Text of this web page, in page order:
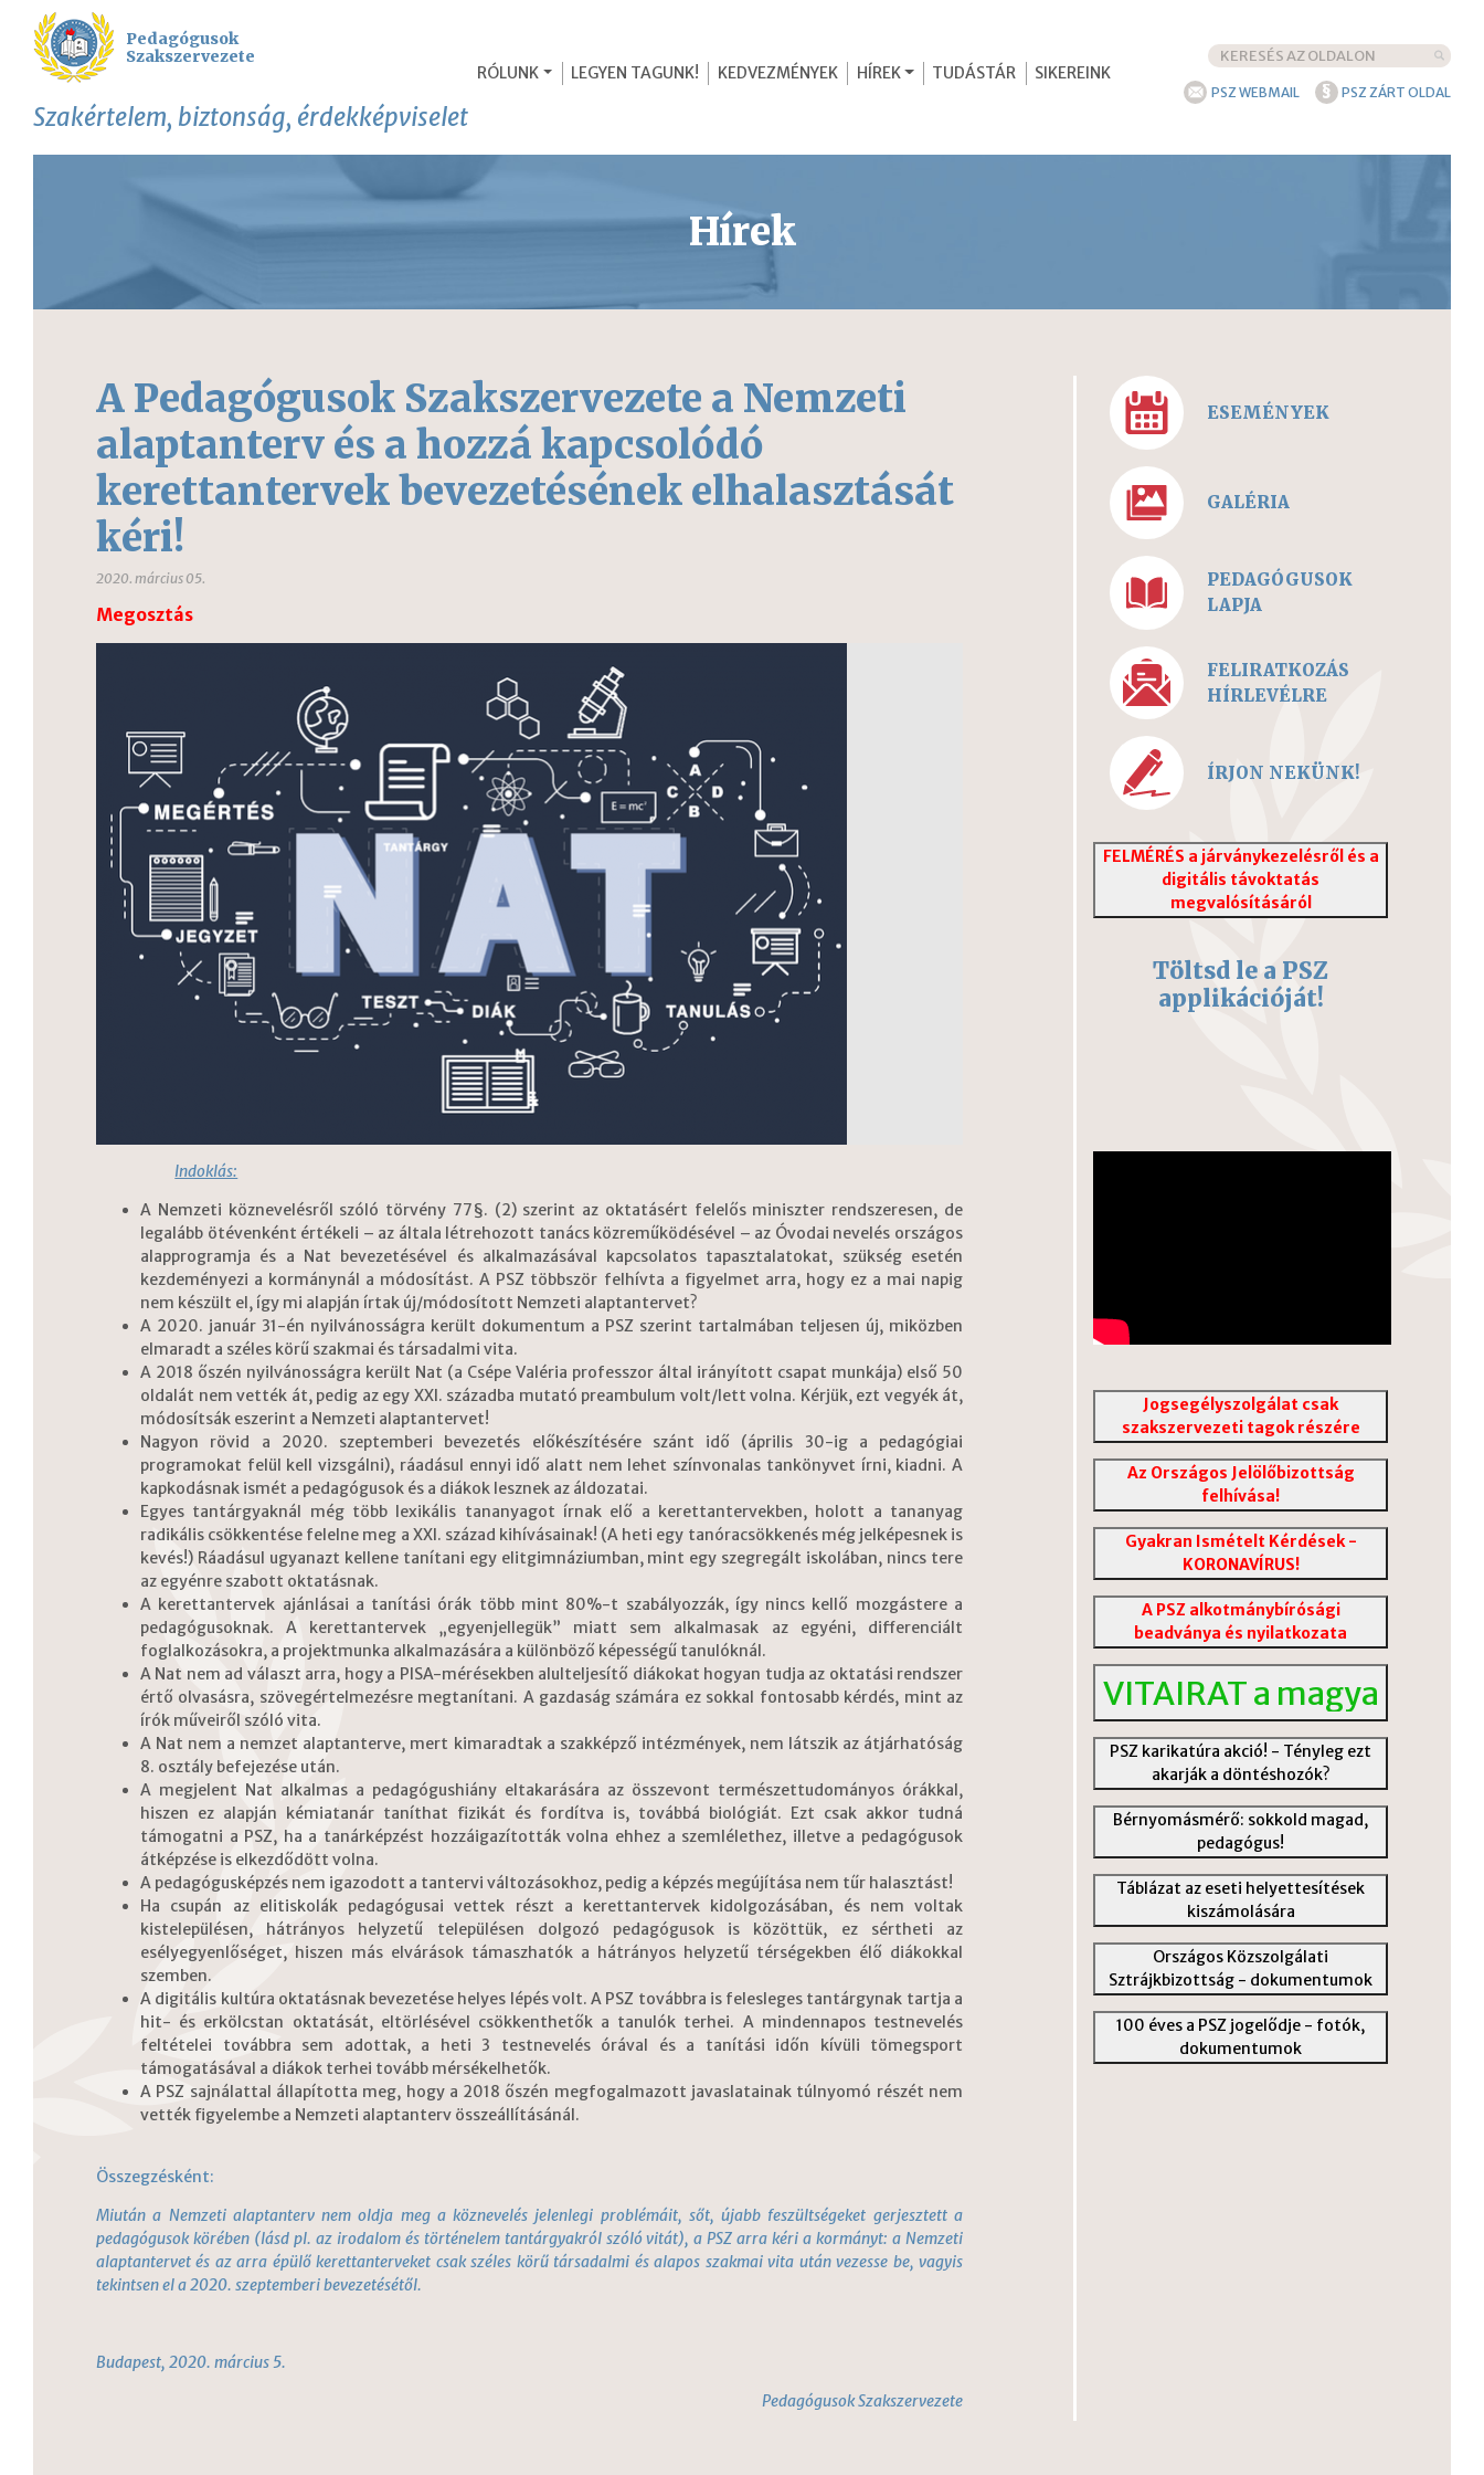
Pedagógusok
Szakszervezete
Szakértelem, biztonság, érdekképviselet
RÓLUNK LEGYEN TAGUNK! KEDVEZMÉNYEK HÍREK TUDÁSTÁR SIKEREINK
PSZ WEBMAIL § PSZ ZÁRT OLDAL
Hírek
A Pedagógusok Szakszervezete a Nemzeti
alaptanterv és a hozzá kapcsolódó
kerettantervek bevezetésének elhalasztását
kéri!
2020. március 05.
Megosztás
Indoklás:
A Nemzeti köznevelésről szóló törvény 77§. (2) szerint az oktatásért felelős miniszter rendszeresen, de
legalább ötévenként értékeli – az általa létrehozott tanács közreműködésével – az Óvodai nevelés országos
alapprogramja és a Nat bevezetésével és alkalmazásával kapcsolatos tapasztalatokat, szükség esetén
kezdeményezi a kormánynál a módosítást. A PSZ többször felhívta a figyelmet arra, hogy ez a mai napig
nem készült el, így mi alapján írtak új/módosított Nemzeti alaptantervet?
A 2020. január 31-én nyilvánosságra került dokumentum a PSZ szerint tartalmában teljesen új, miközben
elmaradt a széles körű szakmai és társadalmi vita.
A 2018 őszén nyilvánosságra került Nat (a Csépe Valéria professzor által irányított csapat munkája) első 50
oldalát nem vették át, pedig az egy XXI. századba mutató preambulum volt/lett volna. Kérjük, ezt vegyék át,
módosítsák eszerint a Nemzeti alaptantervet!
Nagyon rövid a 2020. szeptemberi bevezetés előkészítésére szánt idő (április 30-ig a pedagógiai
programokat felül kell vizsgálni), ráadásul ennyi idő alatt nem lehet színvonalas tankönyvet írni, kiadni. A
kapkodásnak ismét a pedagógusok és a diákok lesznek az áldozatai.
Egyes tantárgyaknál még több lexikális tananyagot írnak elő a kerettantervekben, holott a tananyag
radikális csökkentése felelne meg a XXI. század kihívásainak! (A heti egy tanóracsökkenés még jelképesnek is
kevés!) Ráadásul ugyanazt kellene tanítani egy elitgimnáziumban, mint egy szegregált iskolában, nincs tere
az egyénre szabott oktatásnak.
A kerettantervek ajánlásai a tanítási órák több mint 80%-t szabályozzák, így nincs kellő mozgástere a
pedagógusoknak. A kerettantervek „egyenjellegük” miatt sem alkalmasak az egyéni, differenciált
foglalkozásokra, a projektmunka alkalmazására a különböző képességű tanulóknál.
A Nat nem ad választ arra, hogy a PISA-mérésekben alulteljesítő diákokat hogyan tudja az oktatási rendszer
értő olvasásra, szövegértelmezésre megtanítani. A gazdaság számára ez sokkal fontosabb kérdés, mint az
írók műveiről szóló vita.
A Nat nem a nemzet alaptanterve, mert kimaradtak a szakképző intézmények, nem látszik az átjárhatóság
8. osztály befejezése után.
A megjelent Nat alkalmas a pedagógushiány eltakarására az összevont természettudományos órákkal,
hiszen ez alapján kémiatanár taníthat fizikát és fordítva is, továbbá biológiát. Ezt csak akkor tudná
támogatni a PSZ, ha a tanárképzést hozzáigazították volna ehhez a szemlélethez, illetve a pedagógusok
átképzése is elkezdődött volna.
A pedagógusképzés nem igazodott a tantervi változásokhoz, pedig a képzés megújítása nem tűr halasztást!
Ha csupán az elitiskolák pedagógusai vettek részt a kerettantervek kidolgozásában, és nem voltak
kistelepülésen, hátrányos helyzetű településen dolgozó pedagógusok is közöttük, ez sértheti az
esélyegyenlőséget, hiszen más elvárások támaszhatók a hátrányos helyzetű térségekben élő diákokkal
szemben.
A digitális kultúra oktatásnak bevezetése helyes lépés volt. A PSZ továbbra is felesleges tantárgynak tartja a
hit- és erkölcstan oktatását, eltörlésével csökkenthetők a tanulók terhei. A mindennapos testnevelés
feltételei továbbra sem adottak, a heti 3 testnevelés órával és a tanítási időn kívüli tömegsport
támogatásával a diákok terhei tovább mérsékelhetők.
A PSZ sajnálattal állapította meg, hogy a 2018 őszén megfogalmazott javaslatainak túlnyomó részét nem
vették figyelembe a Nemzeti alaptanterv összeállításánál.
Összegzésként:
Miután a Nemzeti alaptanterv nem oldja meg a köznevelés jelenlegi problémáit, sőt, újabb feszültségeket gerjesztett a
pedagógusok körében (lásd pl. az irodalom és történelem tantárgyakról szóló vitát), a PSZ arra kéri a kormányt: a Nemzeti
alaptantervet és az arra épülő kerettanterveket csak széles körű társadalmi és alapos szakmai vita után vezesse be, vagyis
tekintsen el a 2020. szeptemberi bevezetésétől.
Budapest, 2020. március 5.
Pedagógusok Szakszervezete
ESEMÉNYEK
GALÉRIA
PEDAGÓGUSOK
LAPJA
FELIRATKOZÁS
HÍRLEVÉLRE
ÍRJON NEKÜNK!
FELMÉRÉS a járványkezelésről és a
digitális távoktatás
megvalósításáról
Töltsd le a PSZ
applikációját!
Jogsegélyszolgálat csak
szakszervezeti tagok részére
Az Országos Jelölőbizottság
felhívása!
Gyakran Ismételt Kérdések -
KORONAVÍRUS!
A PSZ alkotmánybírósági
beadványa és nyilatkozata
VITAIRAT a magyar
PSZ karikatúra akció! - Tényleg ezt
akarják a döntéshozók?
Bérnyomásmérő: sokkold magad,
pedagógus!
Táblázat az eseti helyettesítések
kiszámolására
Országos Közszolgálati
Sztrájkbizottság - dokumentumok
100 éves a PSZ jogelődje - fotók,
dokumentumok